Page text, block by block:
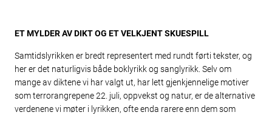
ET MYLDER AV DIKT OG ET VELKJENT SKUESPILL
Samtidslyrikken er bredt representert med rundt førti tekster, og
her er det naturligvis både boklyrikk og sanglyrikk. Selv om
mange av diktene vi har valgt ut, har lett gjenkjennelige motiver
som terrorangrepene 22. juli, oppvekst og natur, er de alternative
verdenene vi møter i lyrikken, ofte enda rarere enn dem som